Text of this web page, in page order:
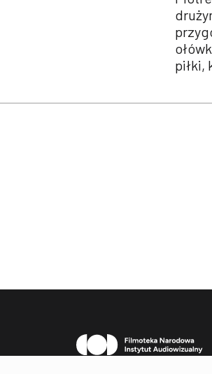
piłki,